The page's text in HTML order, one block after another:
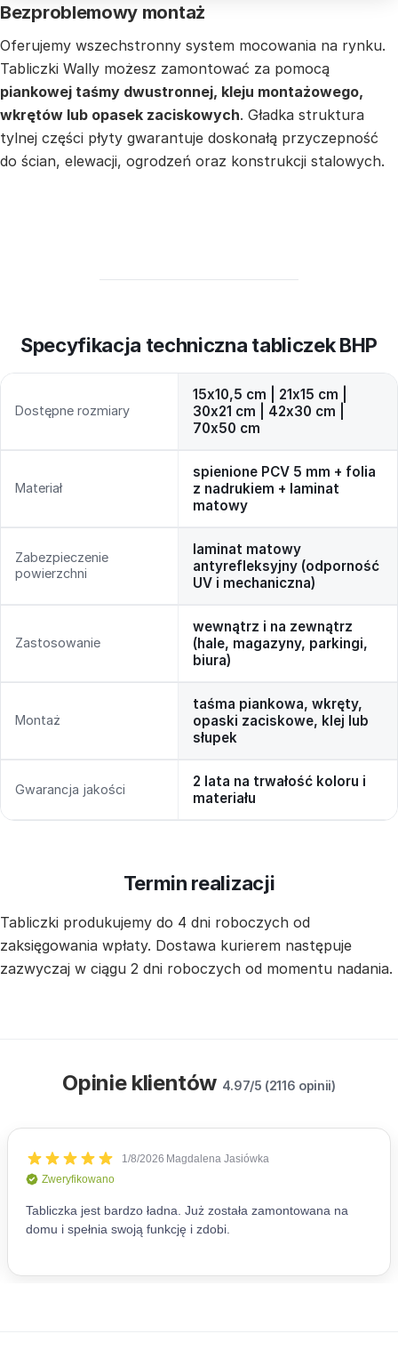
Bezproblemowy montaż
Oferujemy wszechstronny system mocowania na rynku.
Tabliczki Wally możesz zamontować za pomocą
piankowej taśmy dwustronnej, kleju montażowego,
wkrętów lub opasek zaciskowych. Gładka struktura
tylnej części płyty gwarantuje doskonałą przyczepność
do ścian, elewacji, ogrodzeń oraz konstrukcji stalowych.
Specyfikacja techniczna tabliczek BHP
Dostępne rozmiary
15x10,5 cm | 21x15 cm |
30x21 cm | 42x30 cm |
70x50 cm
Materiał
spienione PCV 5 mm + folia
z nadrukiem + laminat
matowy
Zabezpieczenie
powierzchni
laminat matowy
antyrefleksyjny (odporność
UV i mechaniczna)
Zastosowanie
wewnątrz i na zewnątrz
(hale, magazyny, parkingi,
biura)
Montaż
taśma piankowa, wkręty,
opaski zaciskowe, klej lub
słupek
Gwarancja jakości
2 lata na trwałość koloru i
materiału
Termin realizacji
Tabliczki produkujemy do 4 dni roboczych od
zaksięgowania wpłaty. Dostawa kurierem następuje
zazwyczaj w ciągu 2 dni roboczych od momentu nadania.
Opinie klientów 4.97/5 (2116 opinii)